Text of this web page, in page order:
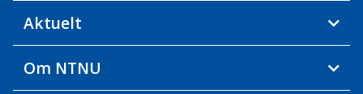
Aktuelt
Om NTNU